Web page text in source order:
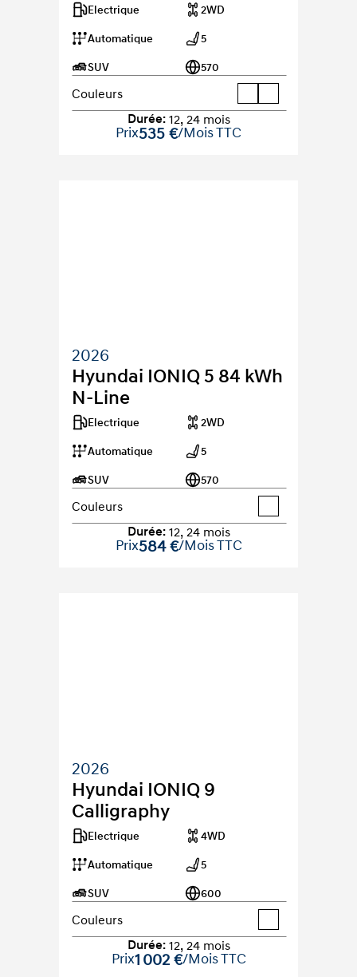
Electrique 2WD
Automatique 5
SUV 570
Couleurs
Durée: 12, 24 mois
Prix535 €/Mois TTC
2026
Hyundai IONIQ 5 84 kWh
N-Line
Electrique 2WD
Automatique 5
SUV 570
Couleurs
Durée: 12, 24 mois
Prix584 €/Mois TTC
2026
Hyundai IONIQ 9
Calligraphy
Electrique 4WD
Automatique 5
SUV 600
Couleurs
Durée: 12, 24 mois
Prix1 002 €/Mois TTC